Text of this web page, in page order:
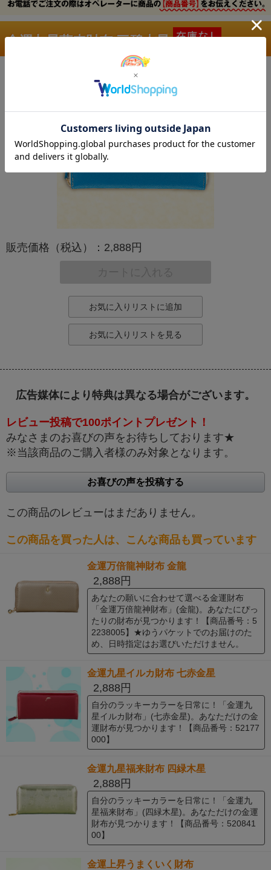
金運九星萬来財布 三碧木星
販売価格（税込）：2,888円
お気に入りリストに追加
お気に入りリストを見る
広告媒体により特典は異なる場合がございます。
レビュー投稿で100ポイントプレゼント！
みなさまのお喜びの声をお待ちしております★
※当該商品のご購入者様のみ対象となります。
お喜びの声を投稿する
この商品のレビューはまだありません。
この商品を買った人は、こんな商品も買っています
金運万倍龍神財布 金龍
2,888円
あなたの願いに合わせて選べる金運財布
「金運万倍龍神財布」(金龍)。あなたにぴっ
たりの財布が見つかります！【商品番号：5
2238005】★ゆうパケットでのお届けのた
め、日時指定はお選びいただけません。
金運九星イルカ財布 七赤金星
2,888円
自分のラッキーカラーを日常に！「金運九
星イルカ財布」(七赤金星)。あなただけの金
運財布が見つかります！【商品番号：52177
000】
金運九星福来財布 四緑木星
2,888円
自分のラッキーカラーを日常に！「金運九
星福来財布」(四緑木星)。あなただけの金運
財布が見つかります！【商品番号：520841
00】
金運上昇うまくいく財布